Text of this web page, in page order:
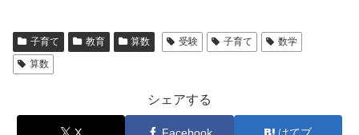
子育て 教育 算数 受験 子育て
数学
算数
シェアする